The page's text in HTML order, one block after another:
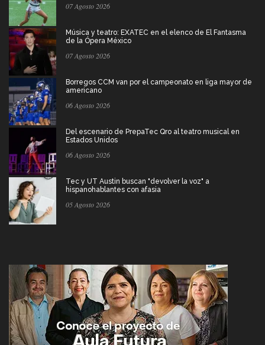
07 Agosto 2026
Música y teatro: EXATEC en el elenco de El Fantasma
de la Ópera México
07 Agosto 2026
Borregos CCM van por el campeonato en liga mayor de
americano
06 Agosto 2026
Del escenario de PrepaTec Qro al teatro musical en
Estados Unidos
06 Agosto 2026
Tec y UT Austin buscan "devolver la voz" a
hispanohablantes con afasia
05 Agosto 2026